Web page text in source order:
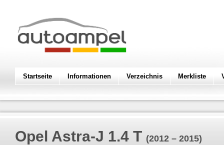
Startseite Informationen Verzeichnis Merkliste
Opel Astra-J 1.4 T (2012 – 2015)